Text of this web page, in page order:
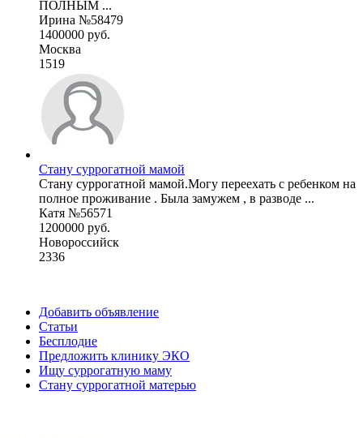
ПОЛНЫМ ...
Ирина №58479
1400000 руб.
Москва
1519
Стану суррогатной мамой
Стану суррогатной мамой.Могу переехать с ребенком на
полное проживание . Была замужем , в разводе ...
Катя №56571
1200000 руб.
Новороссийск
2336
Добавить объявление
Статьи
Бесплодие
Предложить клинику ЭКО
Ищу суррогатную маму
Стану суррогатной матерью